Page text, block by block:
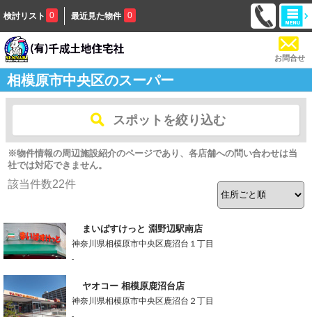
検討リスト 0 最近見た物件 0
お問合せ
相模原市中央区のスーパー
スポットを絞り込む
※物件情報の周辺施設紹介のページであり、各店舗への問い合わせは当
社では対応できません。
該当件数22件
まいばすけっと 淵野辺駅南店
神奈川県相模原市中央区鹿沼台１丁目
-
ヤオコー 相模原鹿沼台店
神奈川県相模原市中央区鹿沼台２丁目